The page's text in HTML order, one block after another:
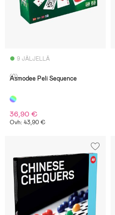
9 JÄLJELLÄ
(0)
Asmodee Peli Sequence
36,90 €
Ovh: 43,90 €